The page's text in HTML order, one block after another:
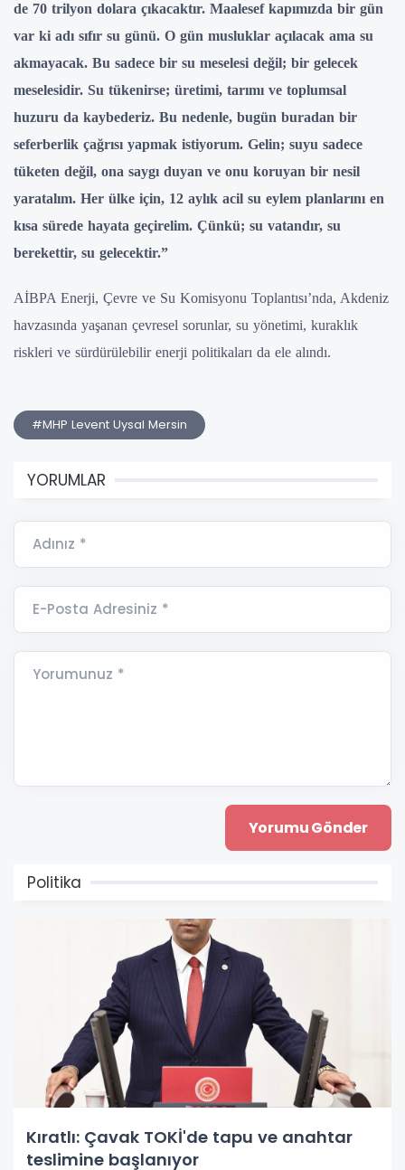
de 70 trilyon dolara çıkacaktır. Maalesef kapımızda bir gün
var ki adı sıfır su günü. O gün musluklar açılacak ama su
akmayacak. Bu sadece bir su meselesi değil; bir gelecek
meselesidir. Su tükenirse; üretimi, tarımı ve toplumsal
huzuru da kaybederiz. Bu nedenle, bugün buradan bir
seferberlik çağrısı yapmak istiyorum. Gelin; suyu sadece
tüketen değil, ona saygı duyan ve onu koruyan bir nesil
yaratalım. Her ülke için, 12 aylık acil su eylem planlarını en
kısa sürede hayata geçirelim. Çünkü; su vatandır, su
berekettir, su gelecektir.”
AİBPA Enerji, Çevre ve Su Komisyonu Toplantısı’nda, Akdeniz
havzasında yaşanan çevresel sorunlar, su yönetimi, kuraklık
riskleri ve sürdürülebilir enerji politikaları da ele alındı.
#MHP Levent Uysal Mersin
YORUMLAR
Adınız *
E-Posta Adresiniz *
Yorumunuz *
Politika
Kıratlı: Çavak TOKİ'de tapu ve anahtar
teslimine başlanıyor